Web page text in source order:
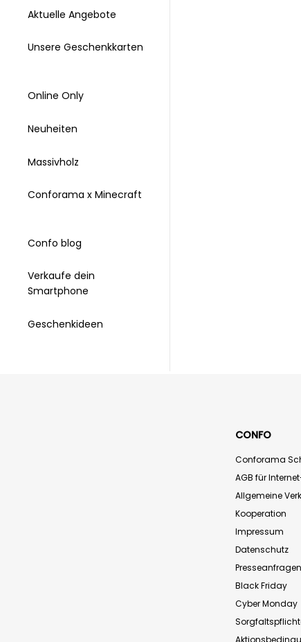
Aktuelle Angebote
Unsere Geschenkkarten
Online Only
Neuheiten
Massivholz
Conforama x Minecraft
Confo blog
Verkaufe dein
Smartphone
Geschenkideen
CONFO
Conforama
AGB für
Allgemeine
Kooperation
Impressum
Datenschutz
Presseanfragen
Black Friday
Cyber Monday